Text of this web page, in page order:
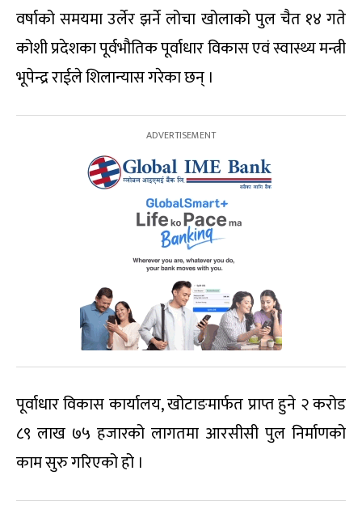
वर्षाको समयमा उर्लेर झर्ने लोचा खोलाको पुल चैत १४ गते
कोशी प्रदेशका पूर्वभौतिक पूर्वाधार विकास एवं स्वास्थ्य मन्त्री
भूपेन्द्र राईले शिलान्यास गरेका छन् ।
पूर्वाधार विकास कार्यालय, खोटाङमार्फत प्राप्त हुने २ करोड
८९ लाख ७५ हजारको लागतमा आरसीसी पुल निर्माणको
काम सुरु गरिएको हो ।